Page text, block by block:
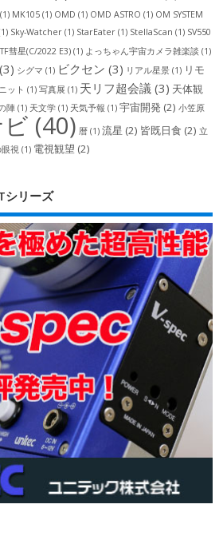
(1) MK105 (1) OMD (1) OMD ASTRO (1) OM SYSTEM
Sky-Watcher (1) StarEater (1) StellaScan (1) SV550
彗星(C/2022 E3) (1) よっちゃん宇宙カメラ雑楽談 (1)
(3) シグマ (1) ビクセン (3) リアル星景 (1) リモ
ット (1) 写真展 (1) 天リフ超会議 (3) 天体観
陣 (1) 天文学 (1) 天気予報 (1) 宇宙開発 (2) 小笠原
(40) 暦 (1) 流星 (2) 皆既日食 (2) 立
視 (1) 電視観望 (2)
シリーズ